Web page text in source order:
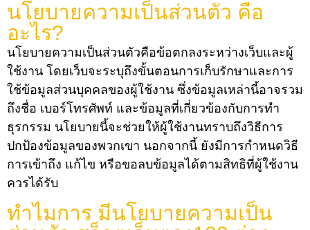
นโยบายความเป็นส่วนตัว คือ
อะไร?
นโยบายความเป็นส่วนตัวคือข้อตกลงระหว่างเว็บและผู้
ใช้งาน โดยเว็บจะระบุถึงขั้นตอนการเก็บรักษาและการ
ใช้ข้อมูลส่วนบุคคลของผู้ใช้งาน ซึ่งข้อมูลเหล่านี้อาจรวม
ถึงชื่อ เบอร์โทรศัพท์ และข้อมูลที่เกี่ยวข้องกับการทำ
ธุรกรรม นโยบายนี้จะช่วยให้ผู้ใช้งานทราบถึงวิธีการ
ปกป้องข้อมูลของพวกเขา นอกจากนี้ ยังมีการกำหนดวิธี
การเข้าถึง แก้ไข หรือขอลบข้อมูลได้ตามสิทธิที่ผู้ใช้งาน
ควรได้รับ
ทำไมการ มีนโยบายความเป็น